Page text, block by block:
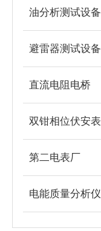
油分析测试设备
避雷器测试设备
直流电阻电桥
双钳相位伏安表
第二电表厂
电能质量分析仪